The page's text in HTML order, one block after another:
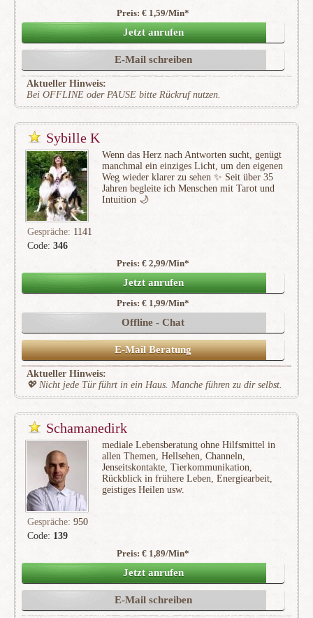
(277)
Preis: € 1,59/Min*
Jetzt anrufen
E-Mail schreiben
Aktueller Hinweis:
Bei OFFLINE oder PAUSE bitte Rückruf nutzen.
Sybille K
Code: 346
Wenn das Herz nach Antworten sucht, genügt
manchmal ein einziges Licht, um den eigenen
Weg wieder klarer zu sehen ✨ Seit über 35
Jahren begleite ich Menschen mit Tarot und
Intuition 🌙
Gespräche: 1141
(222)
Preis: € 2,99/Min*
Jetzt anrufen
Preis: € 1,99/Min*
Offline - Chat
E-Mail Beratung
Aktueller Hinweis:
💖 Nicht jede Tür führt in ein Haus. Manche führen zu dir selbst.
Schamanedirk
Code: 139
mediale Lebensberatung ohne Hilfsmittel in
allen Themen, Hellsehen, Channeln,
Jenseitskontakte, Tierkommunikation,
Rückblick in frühere Leben, Energiearbeit,
geistiges Heilen usw.
Gespräche: 950
(131)
Preis: € 1,89/Min*
Jetzt anrufen
E-Mail schreiben